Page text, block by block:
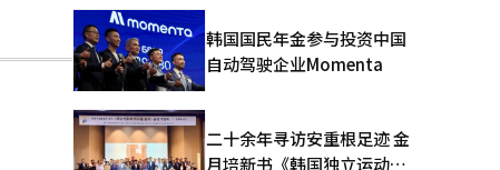
韩国国民年金参与投资中国
自动驾驶企业Momenta
二十余年寻访安重根足迹 金
月培新书《韩国独立运动圣